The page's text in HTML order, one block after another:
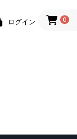
ログイン 0